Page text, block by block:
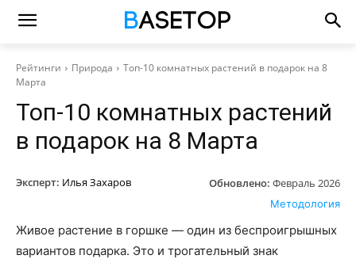
Рейтинги Природа
Топ-10 комнатных растений в подарок на 8
Марта
Топ-10 комнатных растений
в подарок на 8 Марта
Эксперт: Илья Захаров Обновлено: Февраль 2026
Методология
Живое растение в горшке — один из беспроигрышных
вариантов подарка. Это и трогательный знак